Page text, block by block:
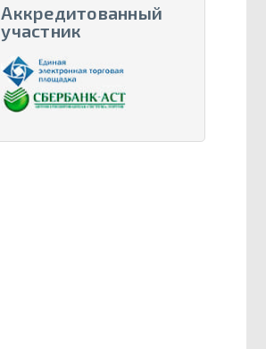
Аккредитованный
участник